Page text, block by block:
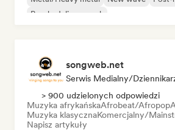
Psychedeliczny rock
songweb.net
Serwis Medialny/
> 900 udzielonych odpowiedzi
Muzyka afrykańskaAfrobeat/Afropop
Muzyka klasycznaKomercjalny/
Napisz artykuły